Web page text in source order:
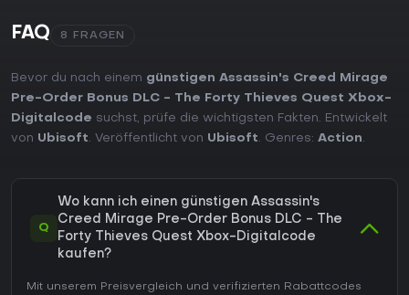
FAQ 8 FRAGEN
Bevor du nach einem günstigen Assassin's Creed Mirage
Pre-Order Bonus DLC - The Forty Thieves Quest Xbox-
Digitalcode suchst, prüfe die wichtigsten Fakten. Entwickelt
von Ubisoft. Veröffentlicht von Ubisoft. Genres: Action.
Q
Wo kann ich einen günstigen Assassin's
Creed Mirage Pre-Order Bonus DLC - The
Forty Thieves Quest Xbox-Digitalcode
kaufen?
Mit unserem Preisvergleich und verifizierten Rabattcodes